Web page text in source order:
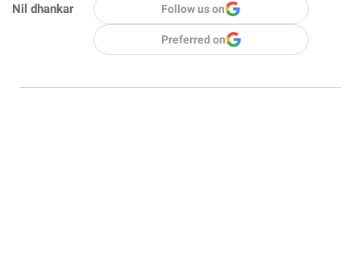
Nil dhankar Follow us on
Preferred on